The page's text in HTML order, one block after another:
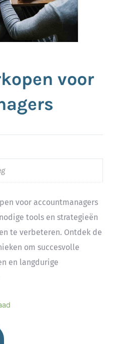
voor
voor accountmanagers
tools en strategieën
te verbeteren. Ontdek de
om succesvolle
en langdurige